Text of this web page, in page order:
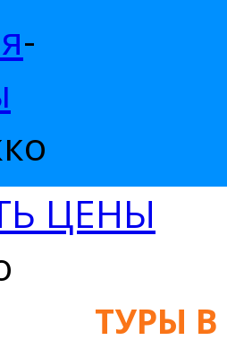
-
ЦЕНЫ
ТУРЫ В